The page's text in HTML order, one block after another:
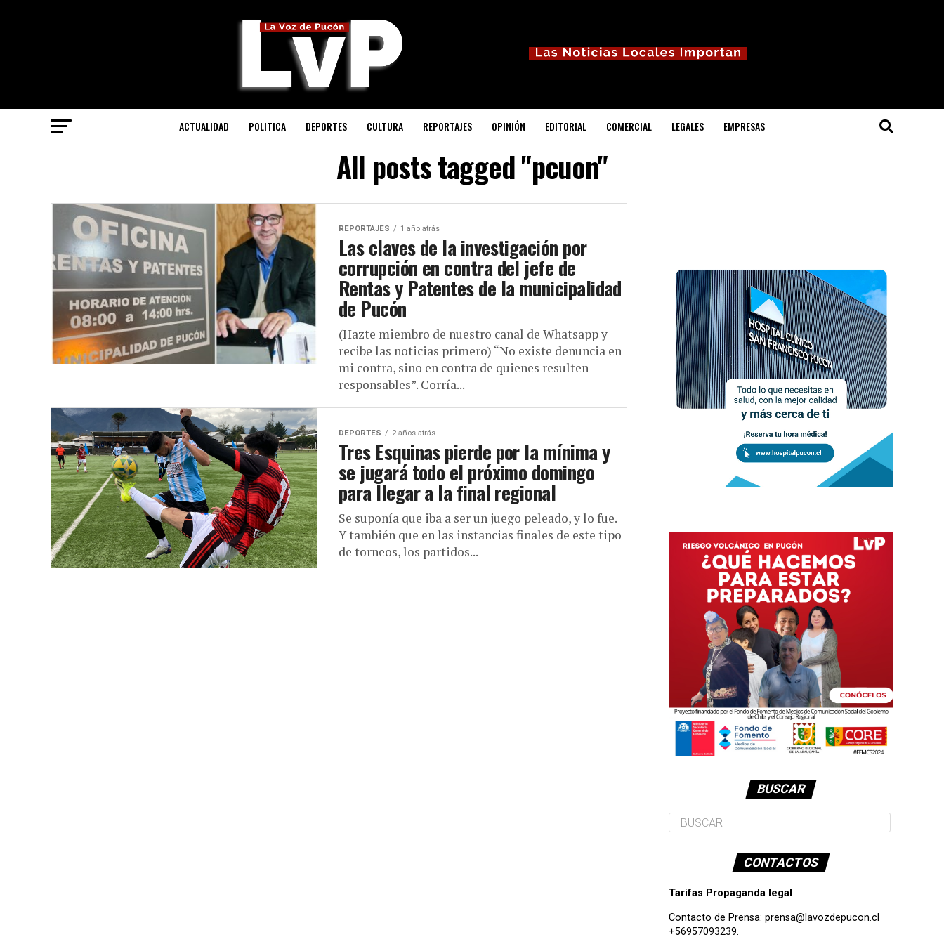
ACTUALIDAD POLITICA DEPORTES CULTURA REPORTAJES OPINIÓN EDITORIAL COMERCIAL LEGALES EMPRESAS
All posts tagged "pcuon"
REPORTAJES 1 año atrás
Las claves de la investigación por
corrupción en contra del jefe de
Rentas y Patentes de la municipalidad
de Pucón
(Hazte miembro de nuestro canal de Whatsapp y
recibe las noticias primero) “No existe denuncia en
mi contra, sino en contra de quienes resulten
responsables”. Corría...
DEPORTES 2 años atrás
Tres Esquinas pierde por la mínima y
se jugará todo el próximo domingo
para llegar a la final regional
Se suponía que iba a ser un juego peleado, y lo fue.
Y también que en las instancias finales de este tipo
de torneos, los partidos...
BUSCAR
CONTACTOS
Tarifas Propaganda legal
Contacto de Prensa: prensa@lavozdepucon.cl
+56957093239.